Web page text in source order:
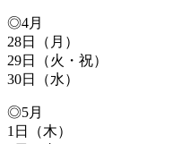
◎4月
28日（月）
29日（火・祝）
30日（水）
◎5月
1日（木）